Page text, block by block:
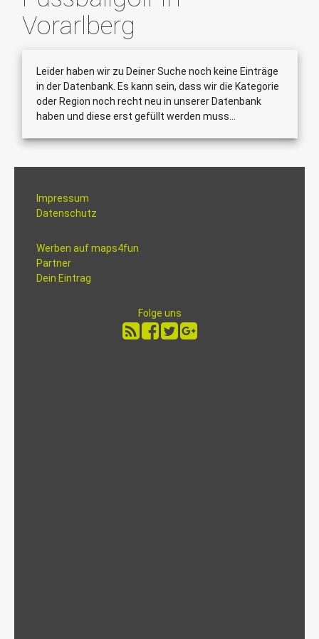
Vorarlberg
Leider haben wir zu Deiner Suche noch keine Einträge
in der Datenbank. Es kann sein, dass wir die Kategorie
oder Region noch recht neu in unserer Datenbank
haben und diese erst gefüllt werden muss...
Impressum
Datenschutz
Werben auf maps4fun
Partner
Dein Eintrag
Folge uns